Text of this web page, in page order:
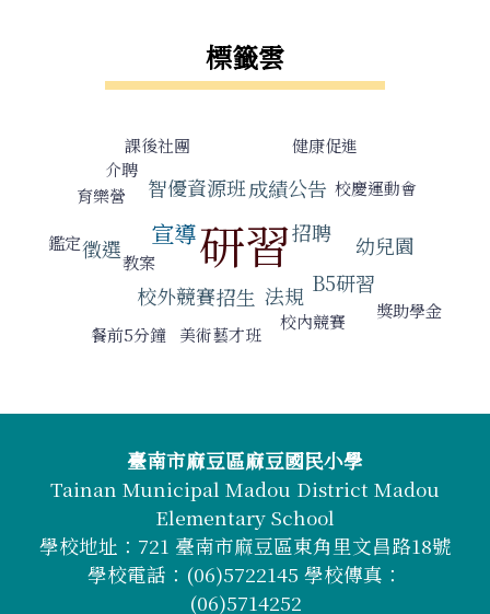
標籤雲
課後社團
健康促進
介聘
育樂營
智優資源班成績公告 校慶運動會
鑑定徵選 宣導研習招聘
教案
幼兒園
校外競賽招生 法規 B5研習
獎助學金
餐前5分鐘
美術藝才班
校內競賽
頁尾區域內容臺南市麻豆區麻豆國民小學
Tainan Municipal Madou District Madou
Elementary School
學校地址：721 臺南市麻豆區東角里文昌路18號
學校電話：(06)5722145 學校傳真：
(06)5714252